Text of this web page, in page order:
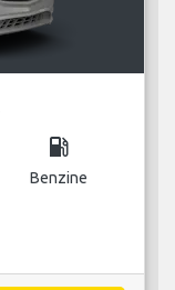
local_gas_station
Benzine